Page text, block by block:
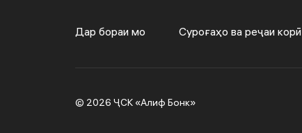
Дар бораи мо Суроғаҳо ва реҷаи корӣ
© 2026 ҶСК «Алиф Бонк»